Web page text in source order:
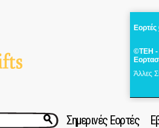
Εορτές
©ΤΕΗ -
Άλλες
Σημερινές Εορτές